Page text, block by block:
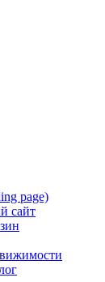
page)
сайт